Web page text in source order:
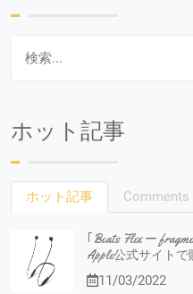
ホット記事
ホット記事 Comments
｢Beats Flex ー
Apple公式サイト
11/03/2022